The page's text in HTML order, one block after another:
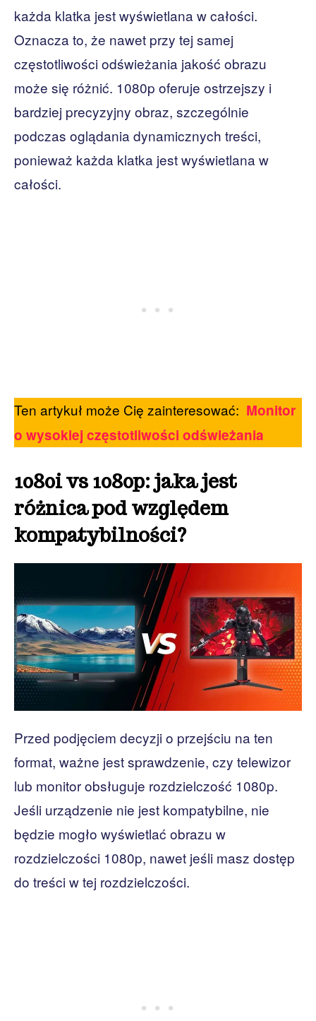
każda klatka jest wyświetlana w całości.
Oznacza to, że nawet przy tej samej
częstotliwości odświeżania jakość obrazu
może się różnić. 1080p oferuje ostrzejszy i
bardziej precyzyjny obraz, szczególnie
podczas oglądania dynamicznych treści,
ponieważ każda klatka jest wyświetlana w
całości.
Ten artykuł może Cię zainteresować: Monitor
o wysokiej częstotliwości odświeżania
1080i vs 1080p: jaka jest
różnica pod względem
kompatybilności?
Przed podjęciem decyzji o przejściu na ten
format, ważne jest sprawdzenie, czy telewizor
lub monitor obsługuje rozdzielczość 1080p.
Jeśli urządzenie nie jest kompatybilne, nie
będzie mogło wyświetlać obrazu w
rozdzielczości 1080p, nawet jeśli masz dostęp
do treści w tej rozdzielczości.